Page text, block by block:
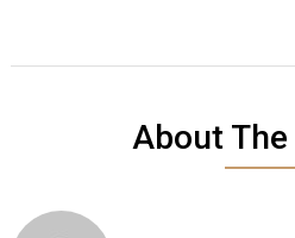
About